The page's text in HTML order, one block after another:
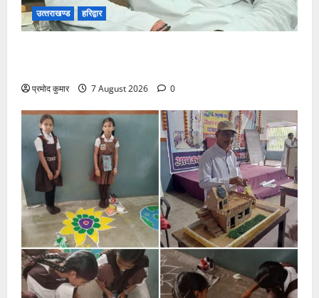
उत्‍तराखण्‍ड हरिद्वार
प्रमोद कुमार 7 August 2026 0